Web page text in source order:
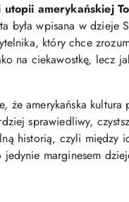
utopii amerykańskiej
byławpisana wdzieje
którychce
na ciekawostkę, lecz
żeamerykańska kultura
sprawiedliwy,
historią, czyli między
jedynie marginesem